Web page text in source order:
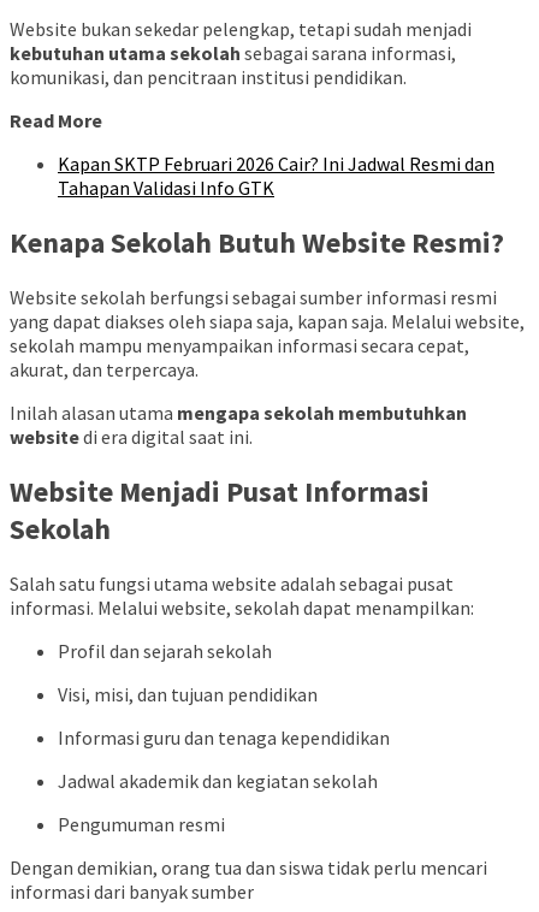
Website bukan sekedar pelengkap, tetapi sudah menjadi
kebutuhan utama sekolah sebagai sarana informasi,
komunikasi, dan pencitraan institusi pendidikan.
Read More
Kapan SKTP Februari 2026 Cair? Ini Jadwal Resmi dan
Tahapan Validasi Info GTK
Kenapa Sekolah Butuh Website Resmi?
Website sekolah berfungsi sebagai sumber informasi resmi
yang dapat diakses oleh siapa saja, kapan saja. Melalui website,
sekolah mampu menyampaikan informasi secara cepat,
akurat, dan terpercaya.
Inilah alasan utama mengapa sekolah membutuhkan
websitedi era digital saat ini.
Website Menjadi Pusat Informasi
Sekolah
Salah satu fungsi utama website adalah sebagai pusat
informasi. Melalui website, sekolah dapat menampilkan:
Profil dan sejarah sekolah
Visi, misi, dan tujuan pendidikan
Informasi guru dan tenaga kependidikan
Jadwal akademik dan kegiatan sekolah
Pengumuman resmi
Dengan demikian, orang tua dan siswa tidak perlu mencari
informasi dari banyak sumber